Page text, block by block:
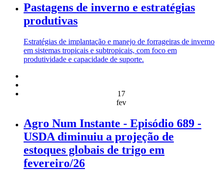
Pastagens de inverno e estratégias
produtivas
Estratégias de implantação e manejo de forrageiras de inverno
em sistemas tropicais e subtropicais, com foco em
produtividade e capacidade de suporte.
17
fev
Agro Num Instante - Episódio 689 -
USDA diminuiu a projeção de
estoques globais de trigo em
fevereiro/26